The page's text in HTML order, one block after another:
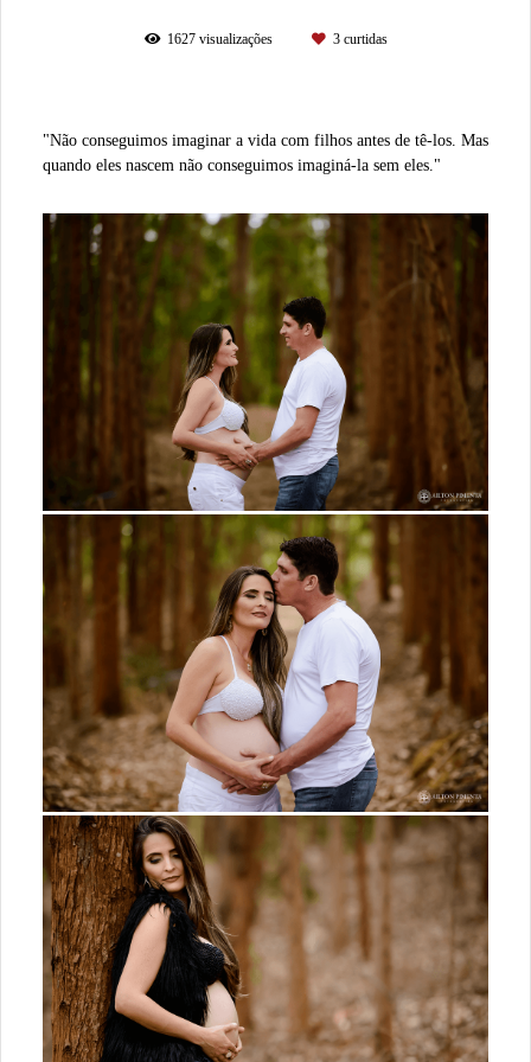
1627visualizações 3curtidas
"Não conseguimos imaginar a vida com filhos antes de tê-los. Mas
quando eles nascem não conseguimos imaginá-la sem eles."